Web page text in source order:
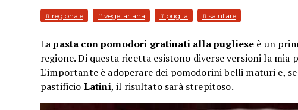
# regionale # vegetariana # puglia # salutare
Lapasta con pomodori gratinati alla pugliese è un
regione. Di questa ricetta esistono diverse versioni la
L'importante è adoperare dei pomodorini belli maturi e,
pastificio Latini, il risultato sarà strepitoso.